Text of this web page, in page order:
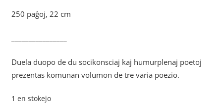
250 paĝoj, 22 cm
Duela duopo de du socikonsciaj kaj humurplenaj poetoj
prezentas komunan volumon de tre varia poezio.
1 en stokejo